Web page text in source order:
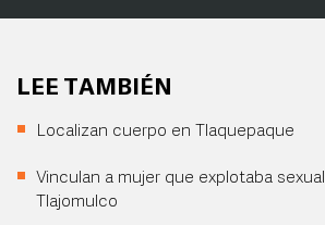
LEE TAMBIÉN
Localizan cuerpo en Tlaquepaque
Vinculan a mujer que explotaba
Tlajomulco